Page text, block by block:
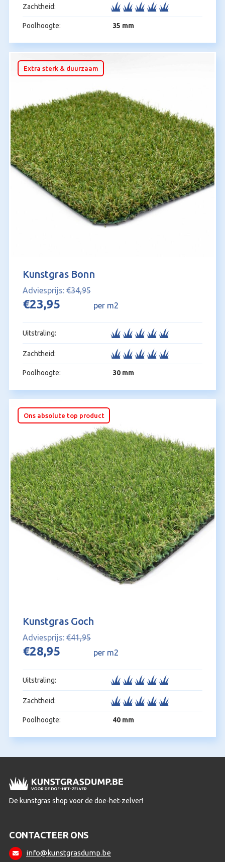
Zachtheid:
Poolhoogte: 35 mm
Extra sterk & duurzaam
Kunstgras Bonn
€34,95
Oorspronkelijke
was:
€34,95.
€23,95 Huidige
€23,95.
per m2
Uitstraling:
Zachtheid:
Poolhoogte: 30 mm
Ons absolute top product
Kunstgras Goch
€41,95
Oorspronkelijke
was:
€41,95.
€28,95 Huidige
€28,95.
per m2
Uitstraling:
Zachtheid:
Poolhoogte: 40 mm
De kunstgras shop voor de doe-het-zelver!
CONTACTEER ONS
info@kunstgrasdump.be